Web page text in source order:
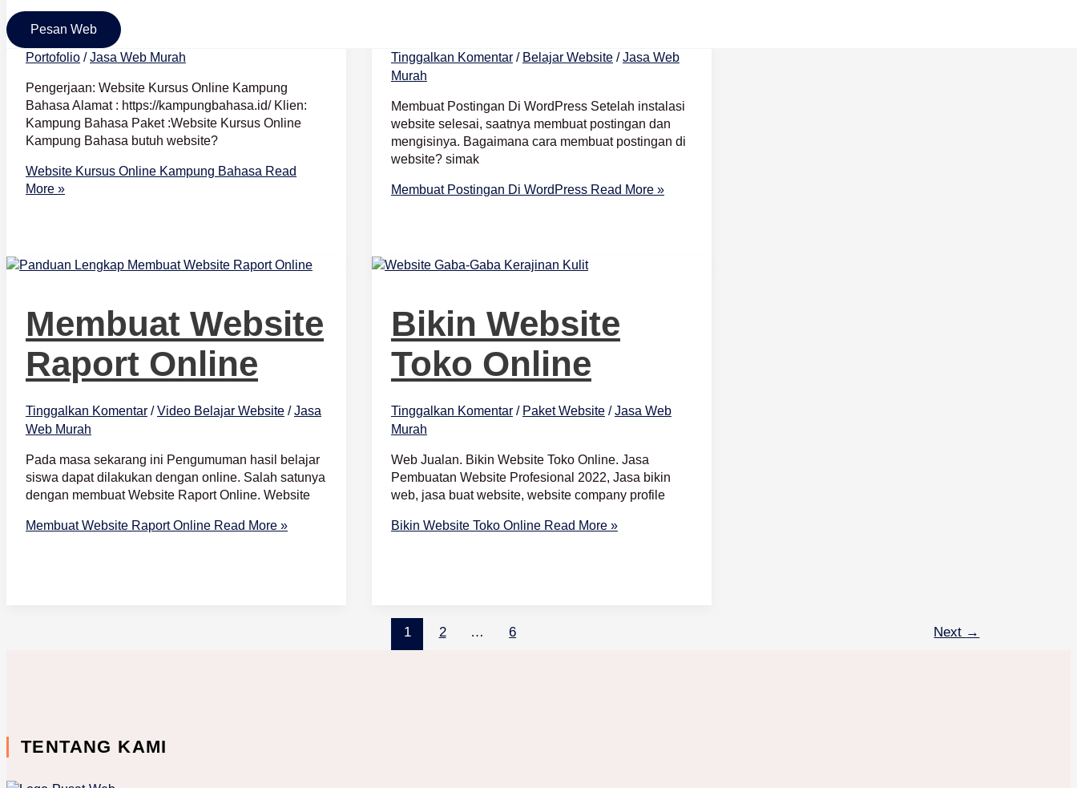
Pesan Web
Bahasa
Portofolio /Jasa Web Murah
Pengerjaan: Website Kursus Online Kampung
Bahasa Alamat : https://kampungbahasa.id/ Klien:
Kampung Bahasa Paket :Website Kursus Online
Kampung Bahasa butuh website?
Website Kursus Online Kampung Bahasa Read
More »
Tinggalkan Komentar / Belajar Website/Jasa Web
Murah
Membuat Postingan Di WordPress Setelah instalasi
website selesai, saatnya membuat postingan dan
mengisinya. Bagaimana cara membuat postingan di
website? simak
Membuat Postingan Di WordPressRead More »
Membuat Website
Raport Online
Tinggalkan Komentar /Video Belajar Website /Jasa
Web Murah
Pada masa sekarang ini Pengumuman hasil belajar
siswa dapat dilakukan dengan online. Salah satunya
dengan membuat Website Raport Online. Website
Membuat Website Raport Online Read More »
Bikin Website
Toko Online
Tinggalkan Komentar / Paket Website/Jasa Web
Murah
Web Jualan. Bikin Website Toko Online. Jasa
Pembuatan Website Profesional 2022, Jasa bikin
web, jasa buat website, website company profile
Bikin Website Toko OnlineRead More »
1 2 … 6 Next →
TENTANG KAMI